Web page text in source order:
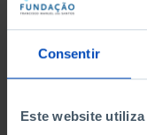
Consentir
Este website
DATA DE INÍCIO
DATA DE FIM